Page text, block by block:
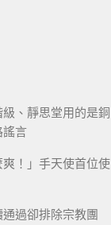
、靜思堂用的是銅
謠言
爽！」手天使首位使
通過卻排除宗教團